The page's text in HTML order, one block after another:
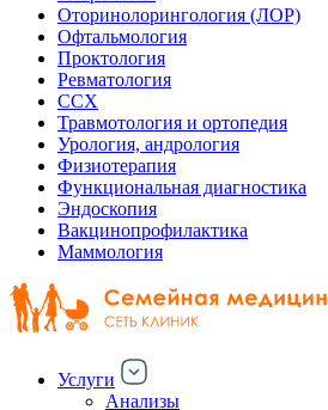
Оторинолорингология (ЛОР)
Офтальмология
Проктология
Ревматология
ССХ
Травмотология и ортопедия
Урология, андрология
Физиотерапия
Функциональная диагностика
Эндоскопия
Вакцинопрофилактика
Маммология
Услуги
Анализы